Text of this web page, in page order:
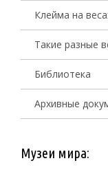
Клейма на
Такие разные
Библиотека
Архивные
Музеи мира: